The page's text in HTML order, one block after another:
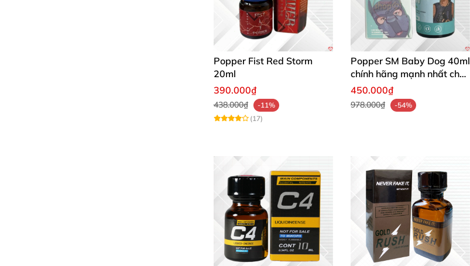
Popper Fist Red Storm
20ml
390.000₫
438.000₫
-11%
(17)
Popper SM Baby Dog 40ml
chính hãng mạnh nhất chất
lượng cao
450.000₫
978.000₫ -54%